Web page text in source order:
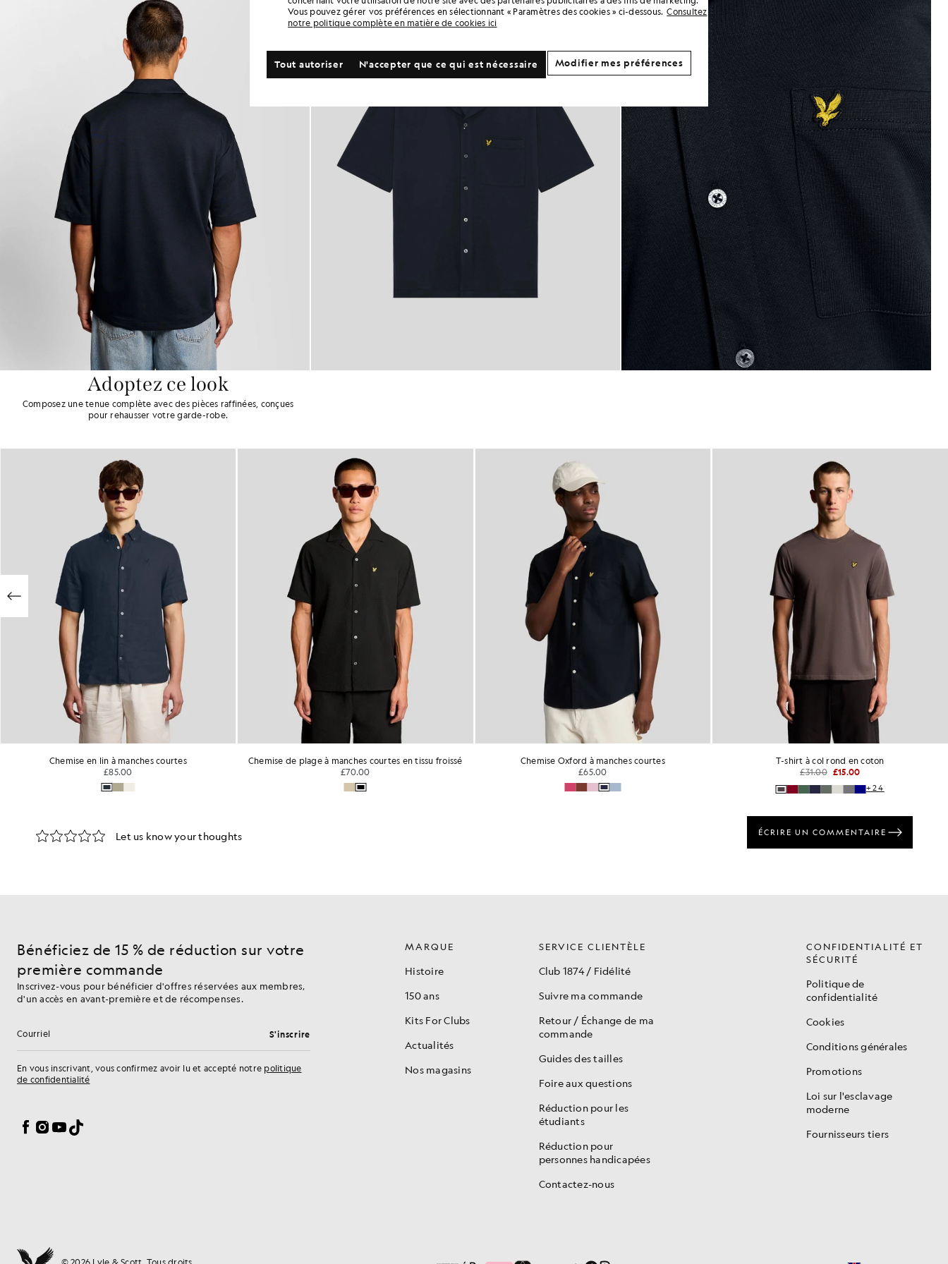
Adoptez ce look
Composez une tenue complète avec des pièces raffinées, conçues
pour rehausser votre garde-robe.
Chemise en lin à manches courtes
£85.00
Chemise de plage à manches courtes en tissu froissé
£70.00
Chemise Oxford à manches courtes
£65.00
T-shirt à col rond en coton
£31.00 £15.00
+24
Bénéficiez de 15 % de réduction sur votre
première commande
Inscrivez-vous pour bénéficier d'offres réservées aux membres,
d'un accès en avant-première et de récompenses.
Adresse e-mail S'inscrire
En vous inscrivant, vous confirmez avoir lu et accepté notre politique
de confidentialité
Facebook
Instagram
YouTube
TikTok
MARQUE
Histoire
150 ans
Kits For Clubs
Actualités
Nos magasins
SERVICE CLIENTÈLE
Club 1874 / Fidélité
Suivre ma commande
Retour / Échange de ma
commande
Guides des tailles
Foire aux questions
Réduction pour les
étudiants
Réduction pour
personnes handicapées
Contactez-nous
CONFIDENTIALITÉ ET
SÉCURITÉ
Politique de
confidentialité
Cookies
Conditions générales
Promotions
Loi sur l'esclavage
moderne
Fournisseurs tiers
Vous pouvez gérer vos préférences en sélectionnant « Paramètres des cookies » ci-dessous. Consultez
notre politique complète en matière de cookies ici
N'accepter que ce qui est nécessaire
Tout autoriser Modifier mes préférences